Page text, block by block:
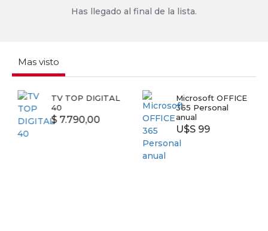
Has llegado al final de la lista.
Mas visto
TV TOP DIGITAL
40
$ 7.790,00
Microsoft OFFICE
365 Personal
anual
U$S 99